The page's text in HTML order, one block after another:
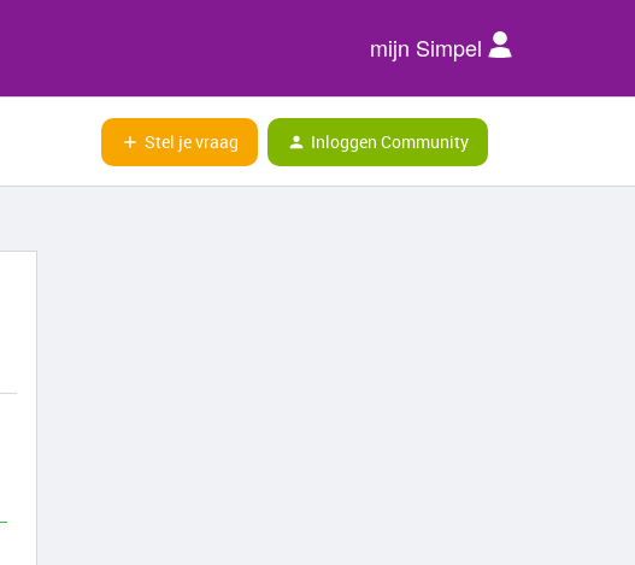
mijn Simpel
Stel je vraag Inloggen Community